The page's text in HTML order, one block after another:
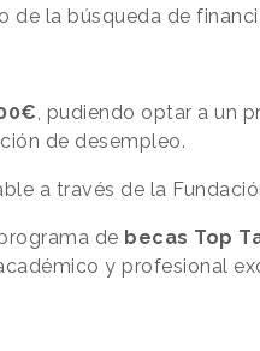
de la búsqueda de
, pudiendo optar a un
de desempleo.
a través de la
de becas Top
y profesional